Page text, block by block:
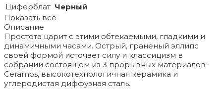
Циферблат Черный
Показать всё
Описание
Простота царит с этими обтекаемыми, гладкими и
динамичными часами. Острый, граненый эллипс
своей формой источает силу и классицизм в
собрании состоящем из 3 прорывных материалов -
Ceramos, высокотехнологичная керамика и
углеродистая диффузная сталь.